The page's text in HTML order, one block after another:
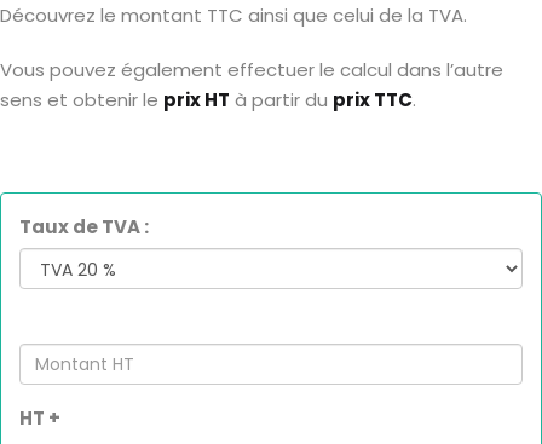
Découvrez le montant TTC ainsi que celui de la TVA.
Vous pouvez également effectuer le calcul dans l’autre
sens et obtenir le prix HT à partir du prix TTC.
Taux de TVA :
Montant
HT
HT +